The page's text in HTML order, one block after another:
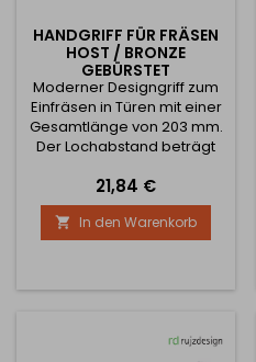
HANDGRIFF FÜR FRÄSEN
HOST / BRONZE
GEBÜRSTET
Moderner Designgriff zum
Einfräsen in Türen mit einer
Gesamtlänge von 203 mm.
Der Lochabstand beträgt
Befestigungsloch ist 200 x
38 mm groß und 14,5 mm
tief.
Preis
21,84 €
 In den Warenkorb